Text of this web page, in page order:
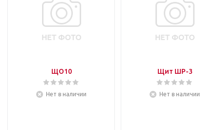
ЩО10
Нет в наличии
Щит ШР-3
Нет в наличии